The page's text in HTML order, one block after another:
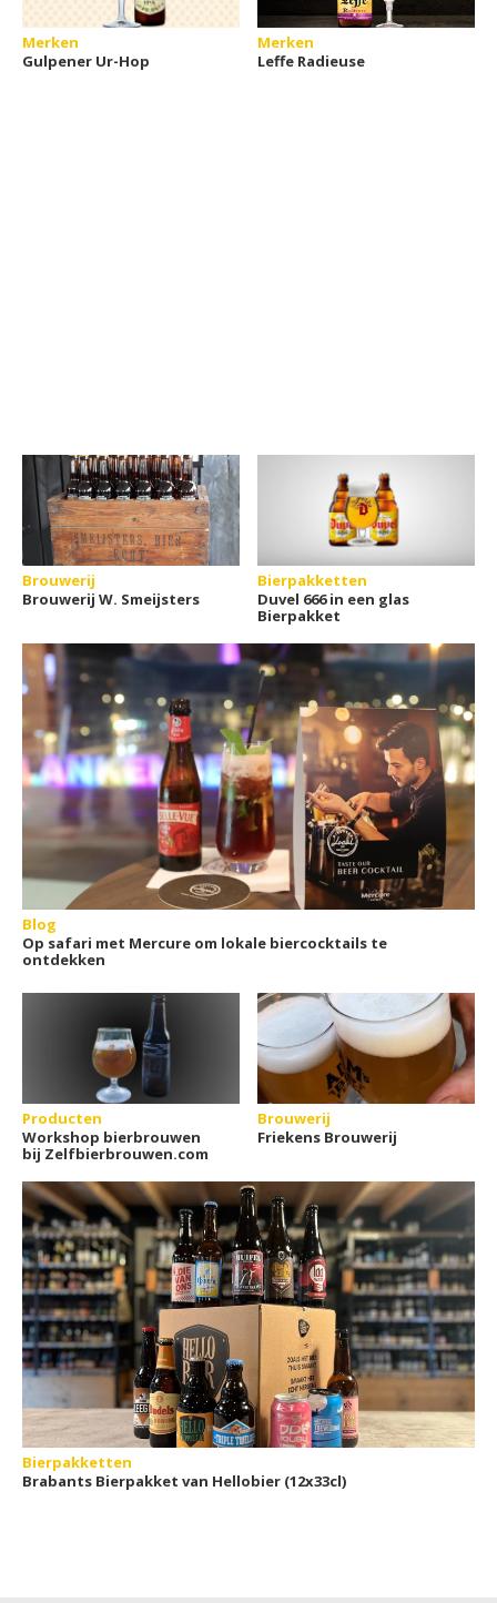
Merken
Gulpener Ur-Hop
Merken
Leffe Radieuse
Brouwerij
Brouwerij W. Smeijsters
Bierpakketten
Duvel 666 in een glas
Bierpakket
Blog
Op safari met Mercure om lokale biercocktails te
ontdekken
Producten
Workshop bierbrouwen
bij Zelfbierbrouwen.com
Brouwerij
Friekens Brouwerij
Bierpakketten
Brabants Bierpakket van Hellobier (12x33cl)